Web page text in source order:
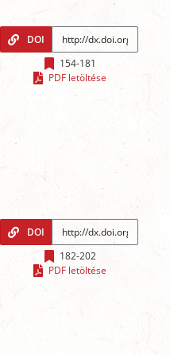
DOI
154-181
PDF letöltése
DOI
182-202
PDF letöltése